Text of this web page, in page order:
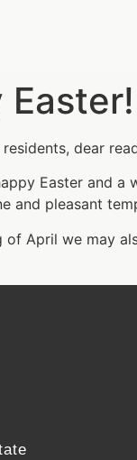
Easter!
dear
Easter and
and pleasant
of April we may